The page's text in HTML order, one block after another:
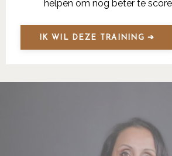
helpen om nog beter te
IK WIL DEZE TRAINING ➔